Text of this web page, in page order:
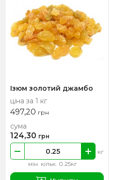
Ізюм золотий джамбо
ціна за 1 кг
497,20 грн
мін. кільк. 0.25кг
кг
сума
124,30 грн